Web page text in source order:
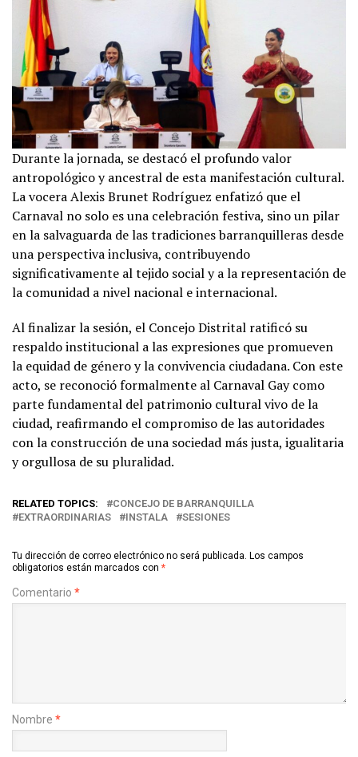
Durante la jornada, se destacó el profundo valor
antropológico y ancestral de esta manifestación cultural.
La vocera Alexis Brunet Rodríguez enfatizó que el
Carnaval no solo es una celebración festiva, sino un pilar
en la salvaguarda de las tradiciones barranquilleras desde
una perspectiva inclusiva, contribuyendo
significativamente al tejido social y a la representación de
la comunidad a nivel nacional e internacional.
Al finalizar la sesión, el Concejo Distrital ratificó su
respaldo institucional a las expresiones que promueven
la equidad de género y la convivencia ciudadana. Con este
acto, se reconoció formalmente al Carnaval Gay como
parte fundamental del patrimonio cultural vivo de la
ciudad, reafirmando el compromiso de las autoridades
con la construcción de una sociedad más justa, igualitaria
y orgullosa de su pluralidad.
RELATED TOPICS:
CONCEJO DE BARRANQUILLA
EXTRAORDINARIAS
INSTALA SESIONES
Tu dirección de correo electrónico no será publicada. Los campos
obligatorios están marcados con *
Comentario *
Nombre *